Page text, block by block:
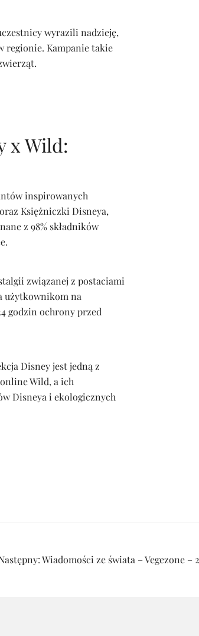
wyrazili nadzieję,
regionie. Kampanie takie
x Wild:
inspirowanych
Księżniczki Disneya,
z 98% składników
związanej z postaciami
użytkownikom na
godzin ochrony przed
Disney jest jedną z
Wild, a ich
Disneya i ekologicznych
Wiadomości ze świata – Vegezone –